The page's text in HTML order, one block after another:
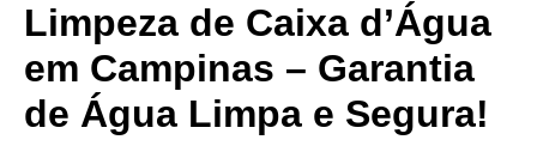
Limpeza de Caixa d’Água
em Campinas – Garantia
de Água Limpa e Segura!